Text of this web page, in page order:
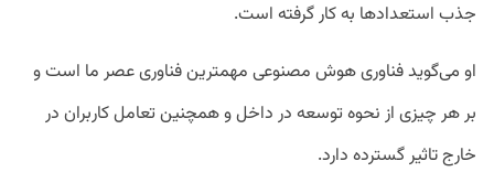
جذب استعداد‌ها به کار گرفته است.
او می‌گوید فناوری هوش مصنوعی مهمترین فناوری عصر ما است و
بر هر چیزی از نحوه توسعه در داخل و همچنین تعامل کاربران در
خارج تاثیر گسترده دارد.